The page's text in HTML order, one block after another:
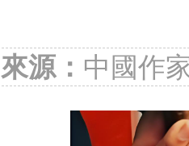
來源： 中國